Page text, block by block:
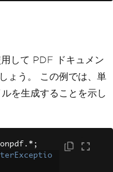
して PDF ドキュメン
ょう。 この例では、単
を生成することを示し
.*;